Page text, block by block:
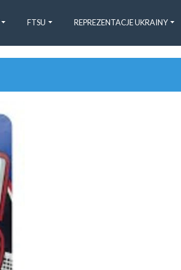
FTSU REPREZENTACJE UKRAINY